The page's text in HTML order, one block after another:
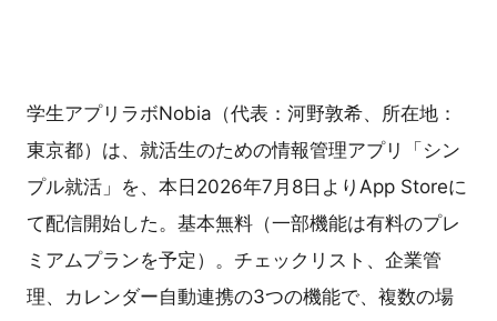
学生アプリラボNobia（代表：河野敦希、所在地：
東京都）は、就活生のための情報管理アプリ「シン
プル就活」を、本日2026年7月8日よりApp Storeに
て配信開始した。基本無料（一部機能は有料のプレ
ミアムプランを予定）。チェックリスト、企業管
理、カレンダー自動連携の3つの機能で、複数の場